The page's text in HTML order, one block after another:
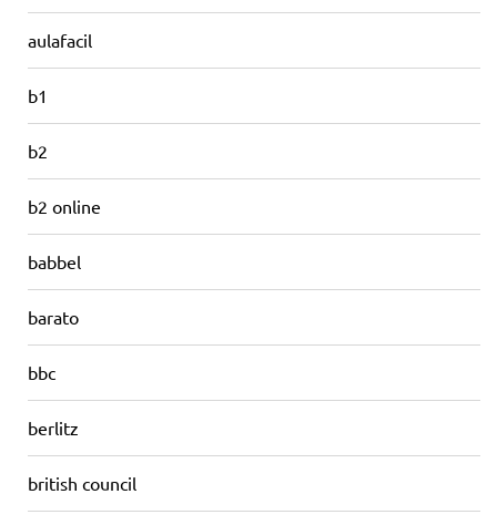
aulafacil
b1
b2
b2 online
babbel
barato
bbc
berlitz
british council